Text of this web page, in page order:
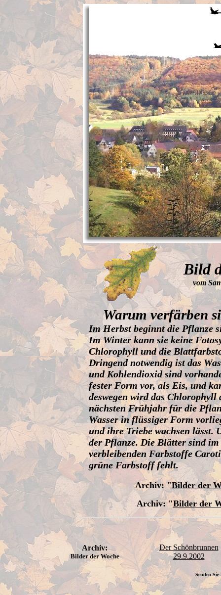
Bild
vom
Warum verfärben
Im Herbst beginnt die Pflanze
Im Winter kann sie keine
Chlorophyll und die
Dringend notwendig ist das
und Kohlendioxid sind
fester Form vor, als Eis, und
deswegen wird das Chlorophyll
nächsten Frühjahr für die
Wasser in flüssiger Form
und ihre Triebe wachsen lässt.
der Pflanze. Die Blätter sind
verbleibenden Farbstoffe
grüne Farbstoff fehlt.
Archiv:"Bilder der
Archiv:"Bilder der
Archiv:
Bilder der Woche
Der Schönbrunnen
29.9.2002
Senden